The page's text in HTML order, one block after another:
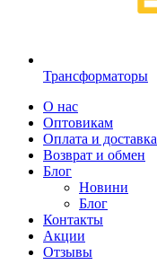
Трансформаторы
О нас
Оптовикам
Оплата и доставка
Возврат и обмен
Блог
Новини
Блог
Контакты
Акции
Отзывы